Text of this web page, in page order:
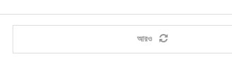
আরও